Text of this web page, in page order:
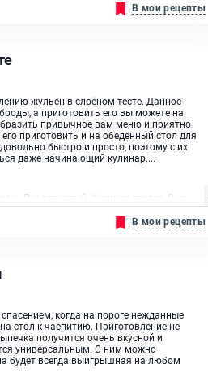
оливковое, Масло растительное
В мои рецепты
жульен в слоёном тесте. Данное
а приготовить его вы можете на
привычное вам меню и приятно
приготовить и на обеденный стол для
быстро и просто, поэтому с их
даже начинающий кулинар....
Лук репчатый, Куриная грудка, Сыр
В мои рецепты
когда на пороге нежданные
стол к чаепитию. Приготовление не
получится очень вкусной и
универсальным. С ним можно
будет всегда выигрышная на любом